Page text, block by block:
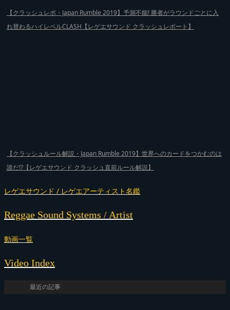
【クラッシュレポ・Japan Rumble 2019】予測不能! 勝者がラウンドごとに入
れ替わるハイレベルCLASH【レゲエサウンド クラッシュレポート】
【クラッシュルール解説・Japan Rumble 2019】世界へのカードをつかむのは
誰だ!?【レゲエサウンド クラッシュ直前ルール解説】
レゲエサウンド / レゲエアーティスト名鑑
Reggae Sound Systems / Artist
動画一覧
Video Index
最近の記事